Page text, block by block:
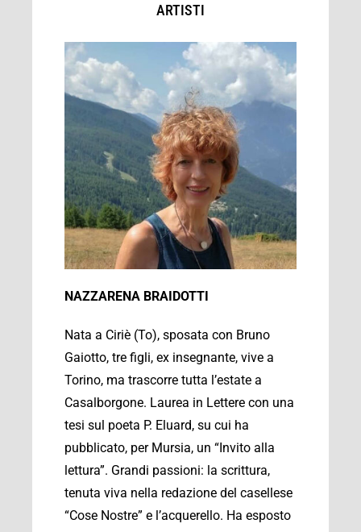
ARTISTI
NAZZARENA BRAIDOTTI
Nata a Ciriè (To), sposata con Bruno
Gaiotto, tre figli, ex insegnante, vive a
Torino, ma trascorre tutta l’estate a
Casalborgone. Laurea in Lettere con una
tesi sul poeta P. Eluard, su cui ha
pubblicato, per Mursia, un “Invito alla
lettura”. Grandi passioni: la scrittura,
tenuta viva nella redazione del casellese
“Cose Nostre” e l’acquerello. Ha esposto